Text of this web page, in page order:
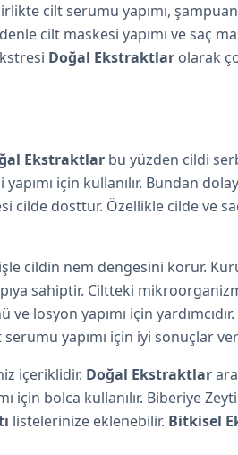
cilt serumu yapımı,
cilt maskesi yapımı ve saç
Doğal Ekstraktlar olarak
Ekstraktlar bu yüzden cildi
için kullanılır. Bundan
cilde dosttur. Özellikle cilde ve
cildin nem dengesini korur.
sahiptir. Ciltteki
losyon yapımı için
serumu yapımı için iyi sonuçlar
içeriklidir. Doğal Ekstraktlar
için bolca kullanılır. Biberiye
listelerinize eklenebilir. Bitkisel